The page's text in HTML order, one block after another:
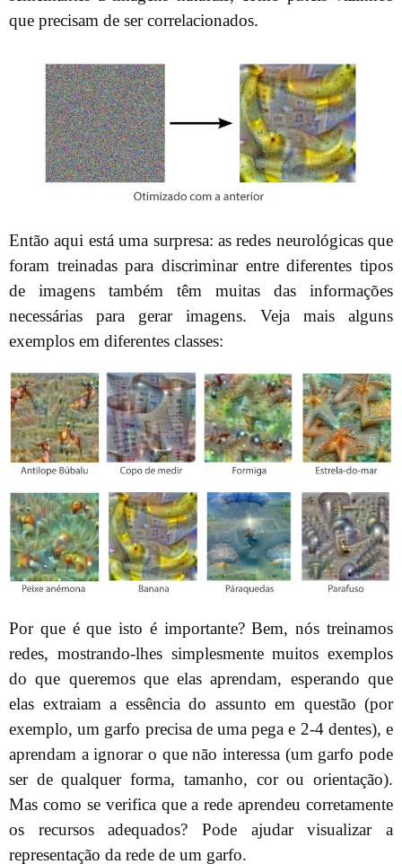
que precisam de ser correlacionados.
Então aqui está uma surpresa: as redes neurológicas que
foram treinadas para discriminar entre diferentes tipos
de imagens também têm muitas das informações
necessárias para gerar imagens. Veja mais alguns
exemplos em diferentes classes:
Por que é que isto é importante? Bem, nós treinamos
redes, mostrando-lhes simplesmente muitos exemplos
do que queremos que elas aprendam, esperando que
elas extraiam a essência do assunto em questão (por
exemplo, um garfo precisa de uma pega e 2-4 dentes), e
aprendam a ignorar o que não interessa (um garfo pode
ser de qualquer forma, tamanho, cor ou orientação).
Mas como se verifica que a rede aprendeu corretamente
os recursos adequados? Pode ajudar visualizar a
representação da rede de um garfo.